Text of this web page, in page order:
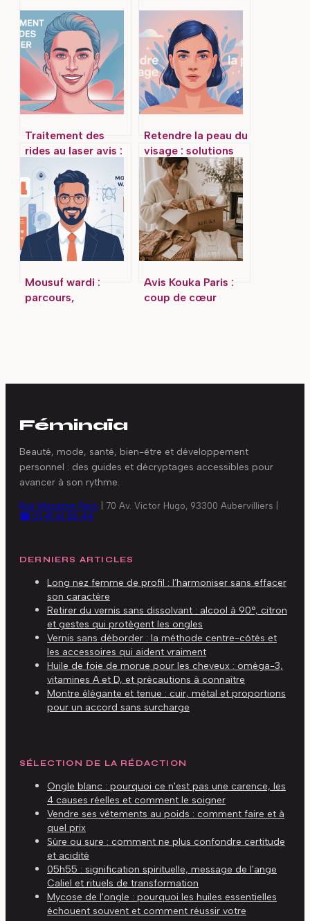
Traitement des
rides au laser avis :
ce qu’il faut
vraiment savoir
Retendre la peau du
visage : solutions
efficaces et erreurs
à éviter
Mousuf wardi :
parcours,
Avis Kouka Paris :
coup de cœur
Féminaïa
Beauté, mode, santé, bien-être et développement
personnel : des guides et décryptages accessibles pour
avancer à son rythme.
Rue Mazarine Paris 70 Av. Victor Hugo, 93300 Aubervilliers
☎ 01 41 61 06 44
DERNIERS ARTICLES
Long nez femme de profil : l’harmoniser sans effacer
son caractère
Retirer du vernis sans dissolvant : alcool à 90°, citron
et gestes qui protègent les ongles
Vernis sans déborder : la méthode centre-côtés et
les accessoires qui aident vraiment
Huile de foie de morue pour les cheveux : oméga-3,
vitamines A et D, et précautions à connaître
Montre élégante et tenue : cuir, métal et proportions
pour un accord sans surcharge
SÉLECTION DE LA RÉDACTION
Ongle blanc : pourquoi ce n'est pas une carence, les
4 causes réelles et comment le soigner
Vendre ses vêtements au poids : comment faire et à
quel prix
Sûre ou sure : comment ne plus confondre certitude
et acidité
05h55 : signification spirituelle, message de l'ange
Caliel et rituels de transformation
Mycose de l'ongle : pourquoi les huiles essentielles
échouent souvent et comment réussir votre